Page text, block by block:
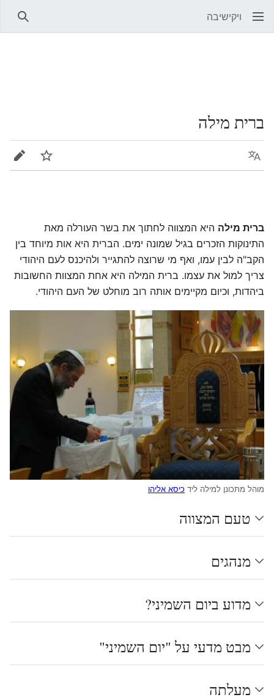
ויקישיבה
ברית מילה
שפה מעקב
ברית מילה היא המצווה לחתוך את בשר העורלה מאת
התינוקות הזכרים בגיל שמונה ימים. הברית היא אות מיוחד בין
הקב"ה לבין עמו, ואף מי שרוצה להתגייר ולהיכנס לעם היהודי
צריך למול את עצמו. ברית המילה היא אחת המצוות החשובות
ביהדות, וכיום מקיימים אותה רוב מוחלט של העם היהודי.
מוהל מתכונן למילה ליד כיסא אליהו
טעם המצווה
מנהגים
מדוע ביום השמיני?
מבט מדעי על "יום השמיני"
מעלתה